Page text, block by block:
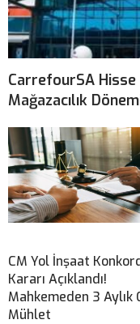
CarrefourSA Hisse
Mağazacılık
CM Yol İnşaat
Kararı Açıklandı!
Mahkemeden 3 Aylık
Mühlet